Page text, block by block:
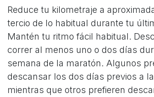
Reduce tu kilometraje a
tercio de lo habitual durante tu
Mantén tu ritmo fácil habitual.
correr al menos uno o dos días
semana de la maratón. Algunos
descansar los dos días previos a
mientras que otros prefieren